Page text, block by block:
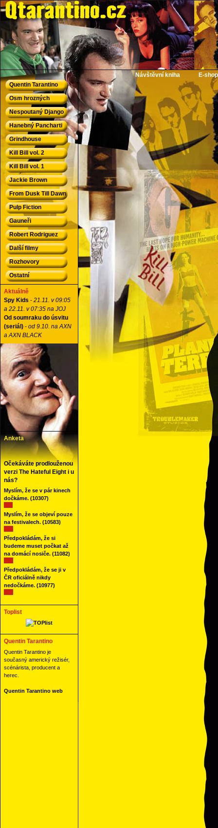
QTarantino.cz - Quentin Tarantino
Návštěvní kniha
E-shop
Quentin Tarantino
Osm hrozných
Nespoutaný Django
Hanebný Pancharti
Grindhouse
Kill Bill vol. 2
Kill Bill vol. 1
Jackie Brown
From Dusk Till Dawn
Pulp Fiction
Gauneři
Robert Rodriguez
Další filmy
Rozhovory
Ostatní
Aktuálně
Spy Kids - 21.11. v 09:05
a 22.11. v 07:35 na JOJ
Od soumraku do úsvitu
(seriál) - od 9.10. na AXN
a AXN BLACK
Anketa
Očekáváte prodlouženou
verzi The Hateful Eight i u
nás?
Myslím, že se v pár kinech
dočkáme. (10307)
Myslím, že se objeví pouze
na festivalech. (10583)
Předpokládám, že si
budeme muset počkat až
na domácí nosiče. (11082)
Předpokládám, že se ji v
ČR oficiálně nikdy
nedočkáme. (10977)
Toplist
Quentin Tarantino
Quentin Tarantino je
současný americký režisér,
scénárista, producent a
herec.
Quentin Tarantino web